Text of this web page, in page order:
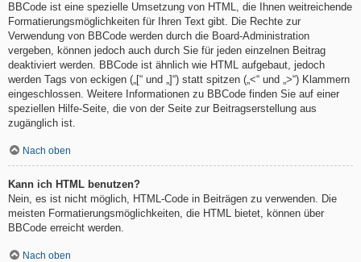
BBCode ist eine spezielle Umsetzung von HTML, die Ihnen weitreichende
Formatierungsmöglichkeiten für Ihren Text gibt. Die Rechte zur
Verwendung von BBCode werden durch die Board-Administration
vergeben, können jedoch auch durch Sie für jeden einzelnen Beitrag
deaktiviert werden. BBCode ist ähnlich wie HTML aufgebaut, jedoch
werden Tags von eckigen („[“ und „]“) statt spitzen („<“ und „>“) Klammern
eingeschlossen. Weitere Informationen zu BBCode finden Sie auf einer
speziellen Hilfe-Seite, die von der Seite zur Beitragserstellung aus
zugänglich ist.
Nach oben
Kann ich HTML benutzen?
Nein, es ist nicht möglich, HTML-Code in Beiträgen zu verwenden. Die
meisten Formatierungsmöglichkeiten, die HTML bietet, können über
BBCode erreicht werden.
Nach oben